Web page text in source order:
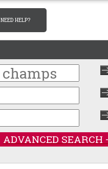
NEED HELP?
ADVANCED SEARCH